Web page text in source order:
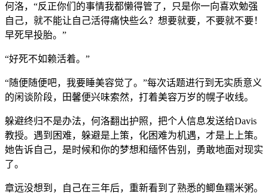
何洛，“反正你们的事情我都懒得管了，只是你一向喜欢勉强
自己，就不能让自己活得痛快些么？想要就要，不要就不要！
早死早投胎。”
“好死不如赖活着。”
“随便随便吧，我要睡美容觉了。”每次话题进行到无实质意义
的闲谈阶段，田馨便兴味索然，打着美容万岁的幌子收线。
躲避终归不是办法，何洛翻出护照，把个人信息发送给Davis
教授。遇到困难，躲避是上策，化困难为机遇，才是上上策。
她告诉自己，是时候和你的梦想和缅怀告别，勇敢地面对现实
了。
章远没想到，自己在三年后，重新看到了熟悉的鲫鱼糯米粥。